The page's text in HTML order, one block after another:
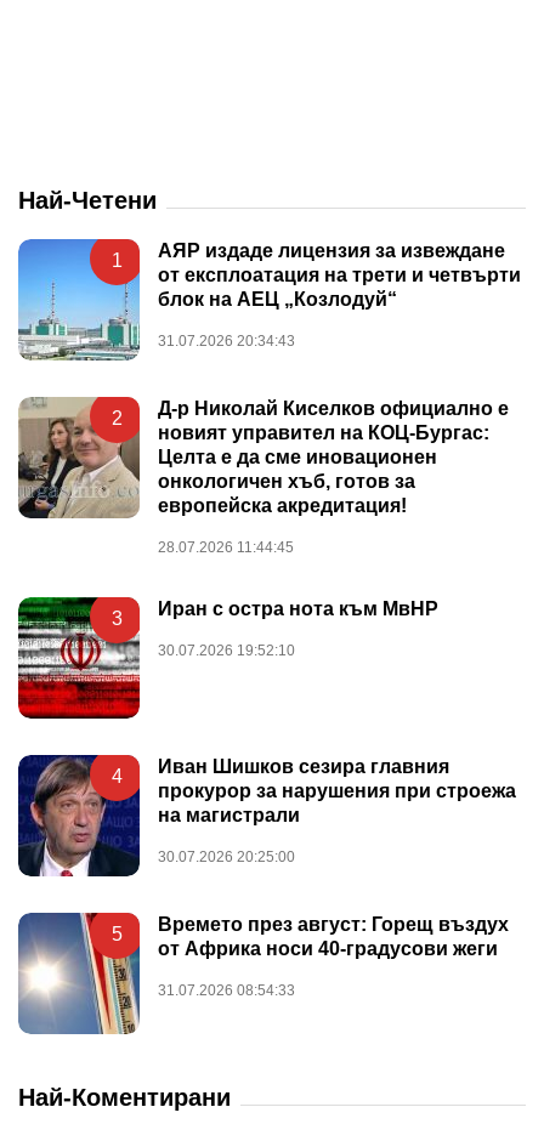
Най-Четени
1
АЯР издаде лицензия за извеждане
от експлоатация на трети и четвърти
блок на АЕЦ „Козлодуй“
31.07.2026 20:34:43
2
Д-р Николай Киселков официално е
новият управител на КОЦ-Бургас:
Целта е да сме иновационен
онкологичен хъб, готов за
европейска акредитация!
28.07.2026 11:44:45
3 Иран с остра нота към МвНР
30.07.2026 19:52:10
4
Иван Шишков сезира главния
прокурор за нарушения при строежа
на магистрали
30.07.2026 20:25:00
5
Времето през август: Горещ въздух
от Африка носи 40-градусови жеги
31.07.2026 08:54:33
Най-Коментирани